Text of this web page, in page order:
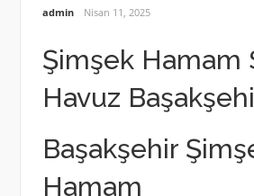
admin Nisan 11, 2025
Şimşek Hamam
Havuz
Başakşehir
Hamam